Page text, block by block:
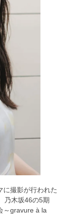
に撮影が行われた
乃木坂46の5期
～gravure à la